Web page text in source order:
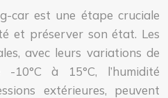
car est une étape cruciale
et préserver son état. Les
avec leurs variations de
10°C à 15°C, l’humidité
extérieures, peuvent